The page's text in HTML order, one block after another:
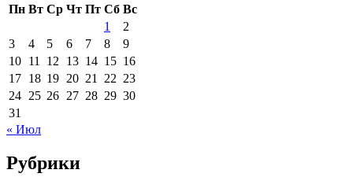
Пн Вт Ср Чт Пт Сб Вс
1
2
3
4 5 6 7 8
9
10 11 12 13 14 15 16
17 18 19 20 21 22 23
24 25 26 27 28 29 30
31
« Июл
Рубрики